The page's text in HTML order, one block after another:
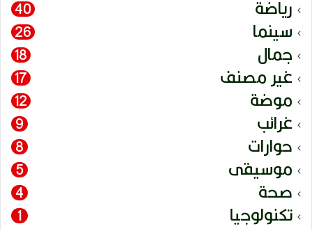
رياضة 40
سينما 26
جمال 18
غير مصنف 17
موضة 12
غرائب 9
حوارات 8
موسيقى 5
صحة 4
تكنولوجيا 1